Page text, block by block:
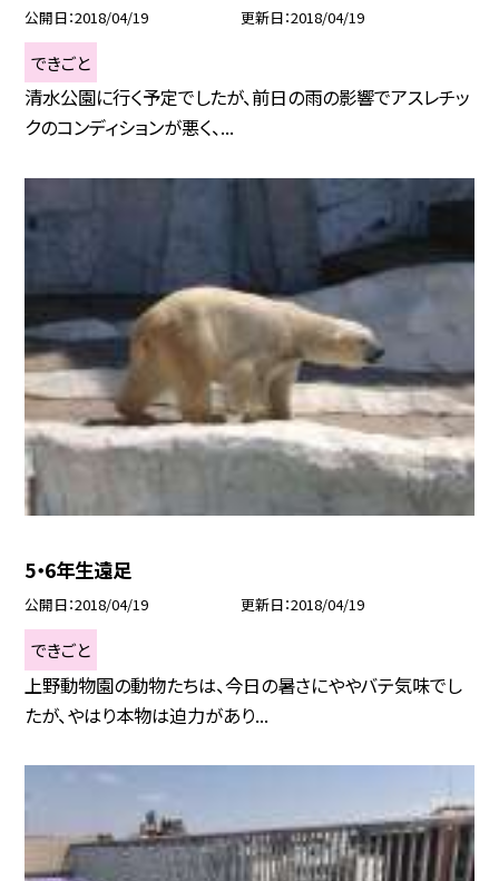
公開日 2018/04/19 更新日 2018/04/19
できごと
清水公園に行く予定でしたが、前日の雨の影響でアスレチッ
クのコンディションが悪く、...
5・6年生遠足
公開日 2018/04/19 更新日 2018/04/19
できごと
上野動物園の動物たちは、今日の暑さにややバテ気味でし
たが、やはり本物は迫力があり...